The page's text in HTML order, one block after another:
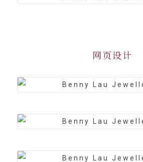
网页设计